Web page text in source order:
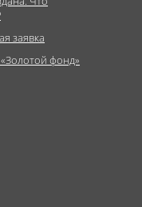
заявка
фонд»